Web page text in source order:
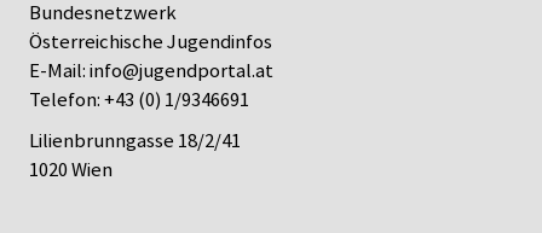
Bundesnetzwerk
Österreichische Jugendinfos
E-Mail:info@jugendportal.at
Telefon:+43 (0) 1/9346691
Lilienbrunngasse 18/2/41
1020 Wien